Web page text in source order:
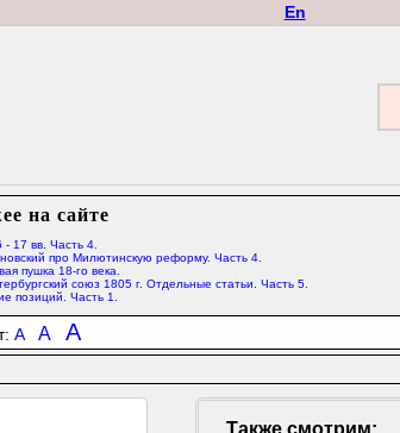
En
на сайте
- 17 вв. Часть 4.
про Милютинскую реформу. Часть 4.
пушка 18-го века.
союз 1805 г. Отдельные статьи. Часть 5.
позиций. Часть 1.
A A A
Также смотрим: